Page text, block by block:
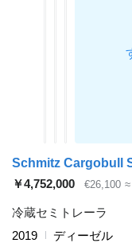
Schmitz Cargobull
￥4,752,000
€26,100
冷蔵セミトレーラ
2019
ディーゼル